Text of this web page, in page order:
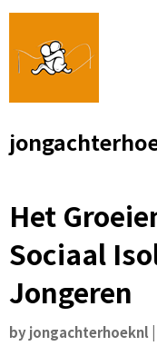
Skip
content
Het
Sociaal
Jongeren
byjongachterhoeknl